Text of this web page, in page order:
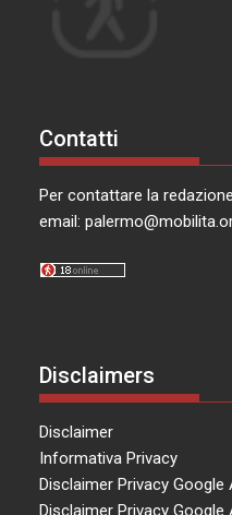
Contatti
Per contattare la redazione
email:
Disclaimers
Disclaimer
Informativa Privacy
Disclaimer Privacy Google
Disclaimer Privacy Google